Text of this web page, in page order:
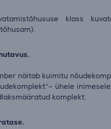
klass
näitab kuimitu
ühele
komplekt.